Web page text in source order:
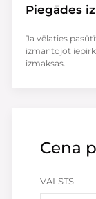
Cena
VALSTS
Piegādes
Ja vēlaties
izmantojot
izmaksas.